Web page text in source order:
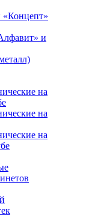
«Концепт»
и
на
на
на